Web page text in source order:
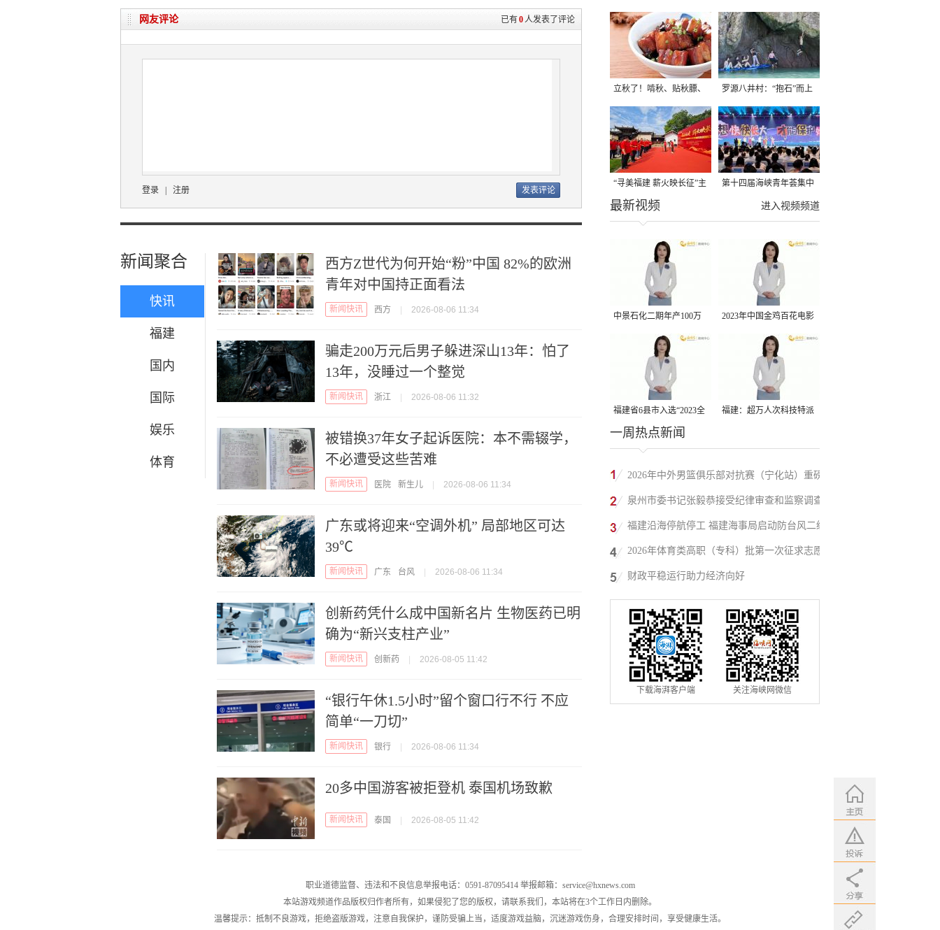
已有0人发表了评论
网友评论
登录 注册
新闻聚合
快讯
福建
国内
国际
娱乐
体育
西方Z世代为何开始“粉”中国 82%的欧洲
青年对中国持正面看法
新闻快讯 西方 2026-08-06 11:34
骗走200万元后男子躲进深山13年：怕了
13年，没睡过一个整觉
新闻快讯 浙江 2026-08-06 11:32
被错换37年女子起诉医院：本不需辍学，
不必遭受这些苦难
新闻快讯 医院 新生儿 2026-08-06 11:34
广东或将迎来“空调外机” 局部地区可达
39℃
新闻快讯 广东 台风 2026-08-06 11:34
创新药凭什么成中国新名片 生物医药已明
确为“新兴支柱产业”
新闻快讯 创新药 2026-08-05 11:42
“银行午休1.5小时”留个窗口行不行 不应
简单“一刀切”
新闻快讯 银行 2026-08-06 11:34
20多中国游客被拒登机 泰国机场致歉
新闻快讯 泰国 2026-08-05 11:42
立秋了！啃秋、贴秋膘、
晒秋，福建人这样过才够
味→
罗源八井村：“抱石”而上
“寻美福建 薪火映长征”主
题活动在龙岩长汀启动
第十四届海峡青年荟集中
阶段活动在福州举行
进入视频频道
最新视频
中景石化二期年产100万
吨丙烷脱氢项目建成中交
2023年中国金鸡百花电影
节有福电影巡展31日启动
福建省6县市入选“2023全
国县域发展潜力百强县”
福建：超万人次科技特派
一周热点新闻
2026年中外男篮俱乐部对抗赛（宁化站）重磅
来袭！抢票通道即将开启→
泉州市委书记张毅恭接受纪律审查和监察调查
福建沿海停航停工 福建海事局启动防台风二级
应急响应
2026年体育类高职（专科）批第一次征求志愿
填报
财政平稳运行助力经济向好
下载海湃客户端 关注海峡网微信
职业道德监督、违法和不良信息举报电话：0591-87095414 举报邮箱：service@hxnews.com
本站游戏频道作品版权归作者所有，如果侵犯了您的版权，请联系我们，本站将在3个工作日内删除。
温馨提示：抵制不良游戏，拒绝盗版游戏，注意自我保护，谨防受骗上当，适度游戏益脑，沉迷游戏伤身，合理安排时间，享受健康生活。